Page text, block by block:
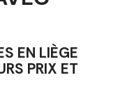
EN LIÈGE
PRIX ET